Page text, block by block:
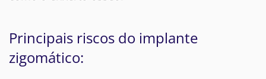
Principais riscos do implante
zigomático: